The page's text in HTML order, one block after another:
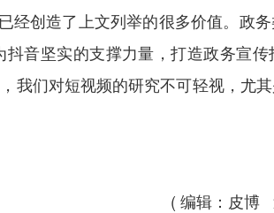
创造了上文列举的很多价值。政
音坚实的支撑力量，打造政务宣
我们对短视频的研究不可轻视，尤
( 编辑：皮博